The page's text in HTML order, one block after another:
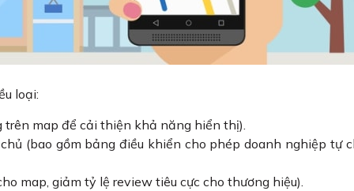
loại:
trên map để cải thiện khả năng hiển thị).
(bao gồm bảng điều khiển cho phép doanh nghiệp tự
map, giảm tỷ lệ review tiêu cực cho thương hiệu).